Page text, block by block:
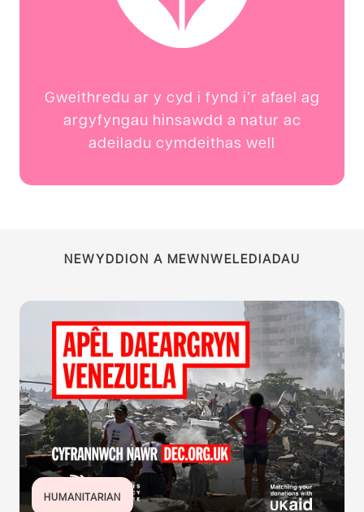
Gweithredu ar y cyd i fynd i’r afael ag
argyfyngau hinsawdd a natur ac
adeiladu cymdeithas well
NEWYDDION A MEWNWELEDIADAU
HUMANITARIAN